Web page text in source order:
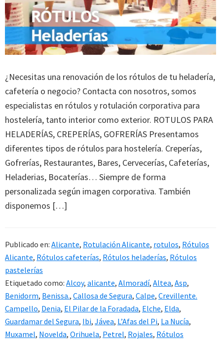
¿Necesitas una renovación de los rótulos de tu heladería,
cafetería o negocio? Contacta con nosotros, somos
especialistas en rótulos y rotulación corporativa para
hostelería, tanto interior como exterior. ROTULOS PARA
HELADERÍAS, CREPERÍAS, GOFRERÍAS Presentamos
diferentes tipos de rótulos para hostelería. Creperías,
Gofrerías, Restaurantes, Bares, Cervecerías, Cafeterías,
Heladerias, Bocaterías… Siempre de forma
personalizada según imagen corporativa. También
disponemos […]
Publicado en: Alicante, Rotulación Alicante, rotulos, Rótulos
Alicante, Rótulos cafeterías, Rótulos heladerías, Rótulos
pastelerías
Etiquetado como: Alcoy, alicante, Almoradí, Altea, Asp,
Benidorm, Benissa., Callosa de Segura, Calpe, Crevillente.
Campello, Denia, El Pilar de la Foradada, Elche, Elda,
Guardamar del Segura, Ibi, Jávea, L’Afas del Pi, La Nucía,
Muxamel, Novelda, Orihuela, Petrel, Rojales, Rótulos